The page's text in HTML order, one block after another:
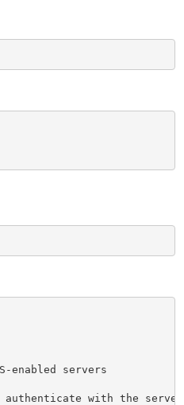
enabled servers
with the server